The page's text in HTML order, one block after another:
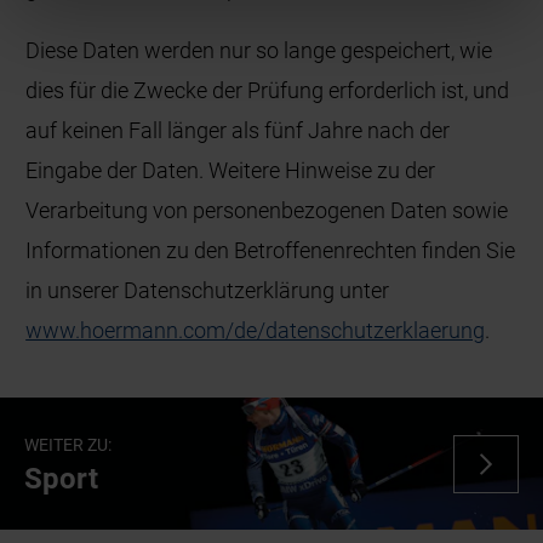
Diese Daten werden nur so lange gespeichert, wie
dies für die Zwecke der Prüfung erforderlich ist, und
auf keinen Fall länger als fünf Jahre nach der
Eingabe der Daten. Weitere Hinweise zu der
Verarbeitung von personenbezogenen Daten sowie
Informationen zu den Betroffenenrechten finden Sie
in unserer Datenschutzerklärung unter
www.hoermann.com/de/datenschutzerklaerung
WEITER ZU:
Sport